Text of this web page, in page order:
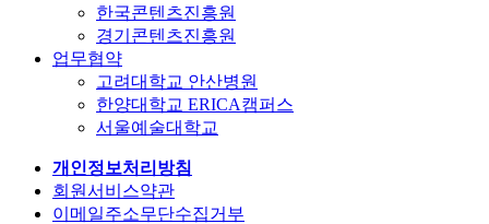
한국콘텐츠진흥원
경기콘텐츠진흥원
업무협약
고려대학교 안산병원
한양대학교 ERICA캠퍼스
서울예술대학교
개인정보처리방침
회원서비스약관
이메일주소무단수집거부